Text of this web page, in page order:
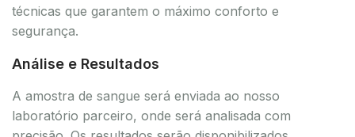
técnicas que garantem o máximo conforto e
segurança.
Análise e Resultados
A amostra de sangue será enviada ao nosso
laboratório parceiro, onde será analisada com